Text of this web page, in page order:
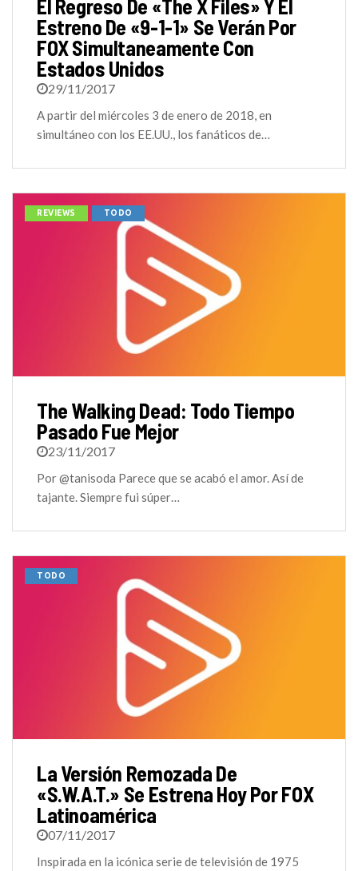
El Regreso De «The X Files» Y El
Estreno De «9-1-1» Se Verán Por
FOX Simultaneamente Con
Estados Unidos
29/11/2017
A partir del miércoles 3 de enero de 2018, en
simultáneo con los EE.UU., los fanáticos de…
REVIEWS TODO
The Walking Dead: Todo Tiempo
Pasado Fue Mejor
23/11/2017
Por @tanisoda Parece que se acabó el amor. Así de
tajante. Siempre fui súper…
TODO
La Versión Remozada De
«S.W.A.T.» Se Estrena Hoy Por FOX
Latinoamérica
07/11/2017
Inspirada en la icónica serie de televisión de 1975